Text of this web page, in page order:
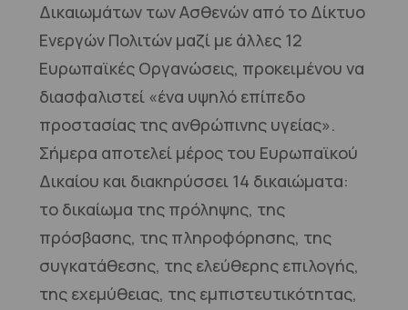
Δικαιωμάτων των Ασθενών από το Δίκτυο
Ενεργών Πολιτών μαζί με άλλες 12
Ευρωπαϊκές Οργανώσεις, προκειμένου να
διασφαλιστεί «ένα υψηλό επίπεδο
προστασίας της ανθρώπινης υγείας».
Σήμερα αποτελεί μέρος του Ευρωπαϊκού
Δικαίου και διακηρύσσει 14 δικαιώματα:
το δικαίωμα της πρόληψης, της
πρόσβασης, της πληροφόρησης, της
συγκατάθεσης, της ελεύθερης επιλογής,
της εχεμύθειας, της εμπιστευτικότητας,